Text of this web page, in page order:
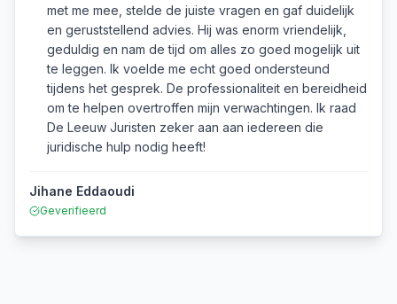
met me mee, stelde de juiste vragen en gaf duidelijk
en geruststellend advies. Hij was enorm vriendelijk,
geduldig en nam de tijd om alles zo goed mogelijk uit
te leggen. Ik voelde me echt goed ondersteund
tijdens het gesprek. De professionaliteit en bereidheid
om te helpen overtroffen mijn verwachtingen. Ik raad
De Leeuw Juristen zeker aan aan iedereen die
juridische hulp nodig heeft!
Jihane Eddaoudi
Geverifieerd